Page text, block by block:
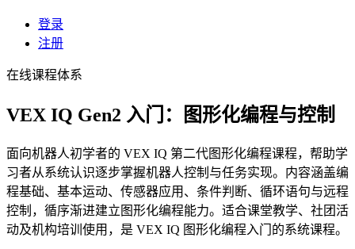
登录
注册
在线课程体系
VEX IQ Gen2 入门：图形化编程与控制
面向机器人初学者的 VEX IQ 第二代图形化编程课程，帮助学
习者从系统认识逐步掌握机器人控制与任务实现。内容涵盖编
程基础、基本运动、传感器应用、条件判断、循环语句与远程
控制，循序渐进建立图形化编程能力。适合课堂教学、社团活
动及机构培训使用，是 VEX IQ 图形化编程入门的系统课程。